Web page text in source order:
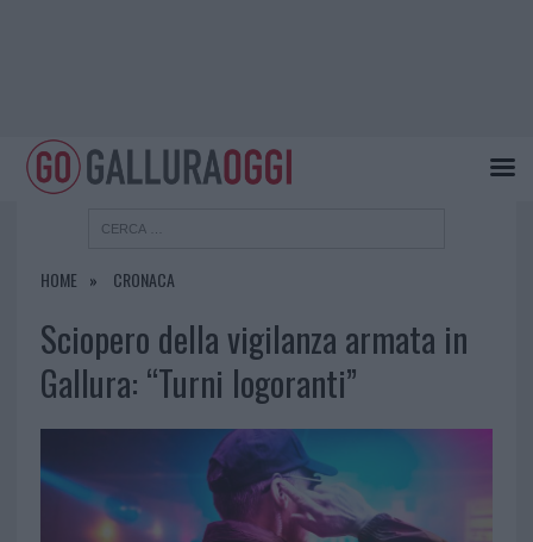
HOME CRONACA
Sciopero della vigilanza armata in
Gallura: “Turni logoranti”